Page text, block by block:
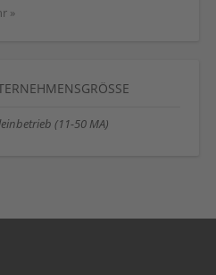
»
(11-50 MA)